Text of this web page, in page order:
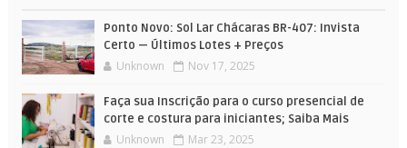
Ponto Novo: Sol Lar Chácaras BR-407: Invista
Certo — Últimos Lotes + Preços
Unknown Nov 17, 2025
Faça sua Inscrição para o curso presencial de
corte e costura para iniciantes; Saiba Mais
Unknown Mar 23, 2025